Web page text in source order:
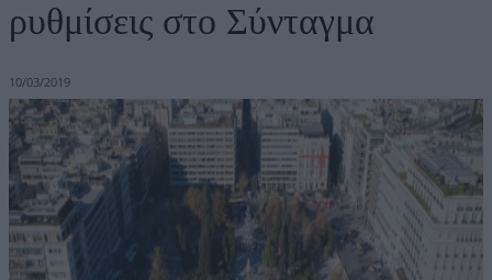
ρυθμίσεις στο Σύνταγμα
10/03/2019